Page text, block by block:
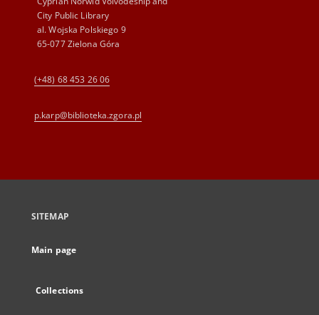
City Public Library
al. Wojska Polskiego 9
65-077 Zielona Góra
(+48) 68 453 26 06
p.karp@biblioteka.zgora.pl
SITEMAP
Main page
Collections